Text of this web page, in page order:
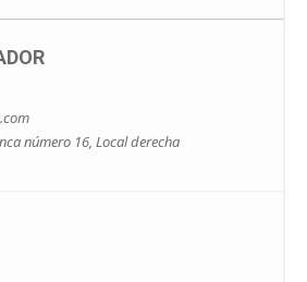
viaje vibracional cargado de
para tu cuerpo y mente.
número 16, Local derecha